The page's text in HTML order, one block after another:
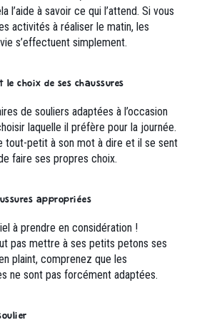
l’aide à savoir ce qui l’attend. Si vous
activités à réaliser le matin, les
s’effectuent simplement.
choix de ses chaussures
de souliers adaptées à l’occasion
laquelle il préfère pour la journée.
tout-petit à son mot à dire et il se sent
faire ses propres choix.
appropriées
à prendre en considération !
pas mettre à ses petits petons ses
plaint, comprenez que les
ne sont pas forcément adaptées.